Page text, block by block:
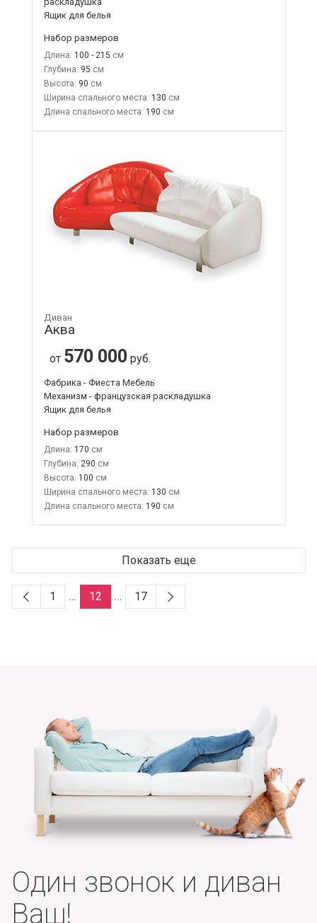
Ящик для белья
Набор размеров
Длина: 100 - 215
Глубина: 95
Высота: 90
Ширина спального места: 130
Длина спального места: 190
Диван
Аква
от 570 000 руб.
Фабрика - Фиеста Мебель
Механизм - французская раскладушка
Ящик для белья
Набор размеров
Длина: 170
Глубина: 290
Высота: 100
Ширина спального места: 130
Длина спального места: 190
Показать еще
1 … 12 … 17
Один звонок и диван
Ваш!